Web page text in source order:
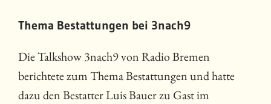
Thema Bestattungen bei 3nach9
Die Talkshow 3nach9 von Radio Bremen
berichtete zum Thema Bestattungen und hatte
dazu den Bestatter Luis Bauer zu Gast im